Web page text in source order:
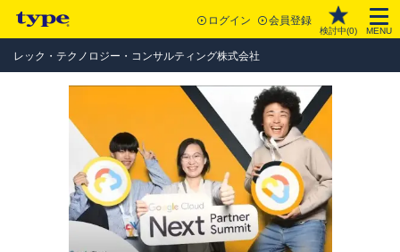
ログイン 会員登録
検討中(0) MENU
レック・テクノロジー・コンサルティング株式会社